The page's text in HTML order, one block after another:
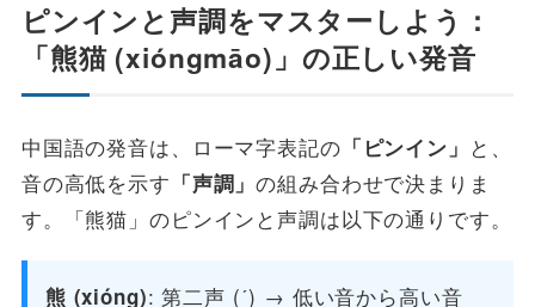
ピンインと声調をマスターしよう：
「熊猫 (xióngmāo)」の正しい発音
中国語の発音は、ローマ字表記の 「ピンイン」 と、
音の高低を示す 「声調」の組み合わせで決まりま
す。「熊猫」のピンインと声調は以下の通りです。
熊 (xióng): 第二声 (ˊ) → 低い音から高い音